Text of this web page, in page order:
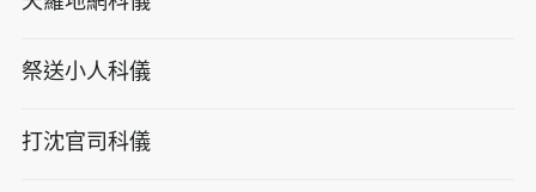
祭送小人科儀
打沈官司科儀